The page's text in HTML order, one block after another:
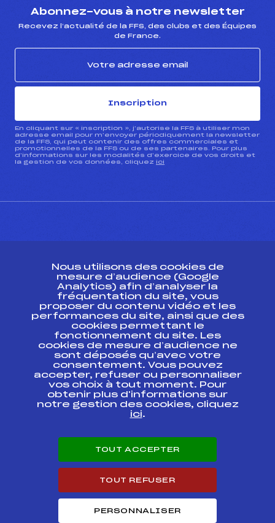
Abonnez-vous à notre newsletter
Recevez l’actualité de la FFS, des clubs et des Équipes
de France.
Inscription
En cliquant sur « inscription », j’autorise la FFS à utiliser mon
adresse email pour m’envoyer périodiquement la newsletter
de la FFS, qui peut contenir des offres commerciales et
promotionnelles de la FFS ou de ses partenaires. Pour plus
d’informations sur les modalités d’exercice de vos droits et
la gestion de vos données, cliquez ici
ESPACE PRESSE
Ressources
Pass’Neige
Projet sportif fédéral
Projet de performance fédéral
Antidopage
Pôle Développement, Formation, Suivi
Scientifique
Listes ministérielles
Pôle vie de l’athlète
Carrières
Nous utilisons des cookies de
mesure d’audience (Google
Analytics) afin d’analyser la
fréquentation du site, vous
proposer du contenu vidéo et les
performances du site, ainsi que des
cookies permettant le
fonctionnement du site. Les
cookies de mesure d’audience ne
sont déposés qu’avec votre
consentement. Vous pouvez
accepter, refuser ou personnaliser
vos choix à tout moment. Pour
obtenir plus d'informations sur
notre gestion des cookies, cliquez
ici.
TOUT ACCEPTER
TOUT REFUSER
PERSONNALISER